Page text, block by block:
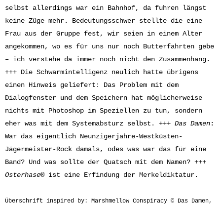
selbst allerdings war ein Bahnhof, da fuhren längst
keine Züge mehr. Bedeutungsschwer stellte die eine
Frau aus der Gruppe fest, wir seien in einem Alter
angekommen, wo es für uns nur noch Butterfahrten gebe
– ich verstehe da immer noch nicht den Zusammenhang.
+++ Die Schwarmintelligenz neulich hatte übrigens
einen Hinweis geliefert: Das Problem mit dem
Dialogfenster und dem Speichern hat möglicherweise
nichts mit Photoshop im Speziellen zu tun, sondern
eher was mit dem Systemabsturz selbst. +++ Das Damen:
War das eigentlich Neunzigerjahre-Westküsten-
Jägermeister-Rock damals, odes was war das für eine
Band? Und was sollte der Quatsch mit dem Namen? +++
Osterhase® ist eine Erfindung der Merkeldiktatur.
Überschrift inspired by: Marshmellow Conspiracy © Das Damen,